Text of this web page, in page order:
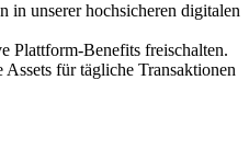
in unserer hochsicheren digitalen
Plattform-Benefits freischalten.
Assets für tägliche Transaktionen